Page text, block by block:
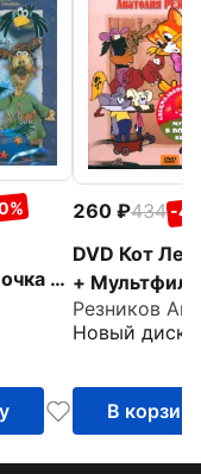
+
260 434 -
DVD Кот
+
подарок
Новый диск
В корзину